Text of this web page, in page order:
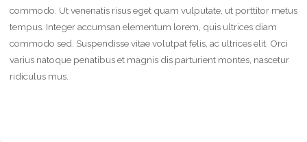
commodo. Ut venenatis risus eget quam vulputate, ut porttitor metus
tempus. Integer accumsan elementum lorem, quis ultrices diam
commodo sed. Suspendisse vitae volutpat felis, ac ultrices elit. Orci
varius natoque penatibus et magnis dis parturient montes, nascetur
ridiculus mus.